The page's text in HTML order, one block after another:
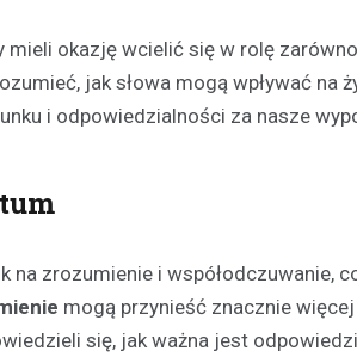
okazję wcielić się w rolę
jak słowa mogą wpływać na
i odpowiedzialności za nasze
na zrozumienie i
mogą przynieść znacznie
się, jak ważna jest